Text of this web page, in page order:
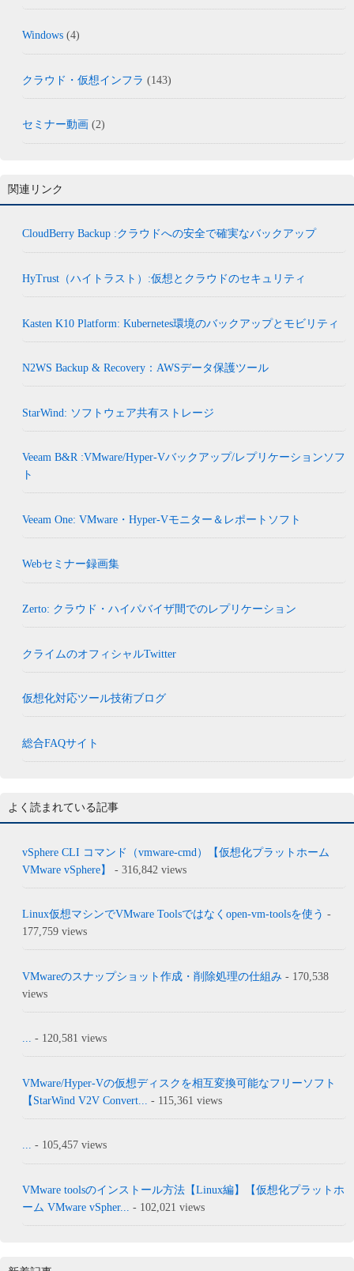
Windows (4)
クラウド・仮想インフラ (143)
セミナー動画 (2)
関連リンク
CloudBerry Backup :クラウドへの安全で確実なバックアップ
HyTrust（ハイトラスト）:仮想とクラウドのセキュリティ
Kasten K10 Platform: Kubernetes環境のバックアップとモビリティ
N2WS Backup & Recovery：AWSデータ保護ツール
StarWind: ソフトウェア共有ストレージ
Veeam B&R :VMware/Hyper-Vバックアップ/レプリケーションソフ
ト
Veeam One: VMware・Hyper-Vモニター＆レポートソフト
Webセミナー録画集
Zerto: クラウド・ハイパバイザ間でのレプリケーション
クライムのオフィシャルTwitter
仮想化対応ツール技術ブログ
総合FAQサイト
よく読まれている記事
vSphere CLI コマンド（vmware-cmd）【仮想化プラットホーム
VMware vSphere】
- 316,842 views
Linux仮想マシンでVMware Toolsではなくopen-vm-toolsを使う -
177,759 views
VMwareのスナップショット作成・削除処理の仕組み - 170,538
views
... - 120,581 views
VMware/Hyper-Vの仮想ディスクを相互変換可能なフリーソフト
【StarWind V2V Convert...
- 115,361 views
... - 105,457 views
VMware toolsのインストール方法【Linux編】【仮想化プラットホ
ーム VMware vSpher...
- 102,021 views